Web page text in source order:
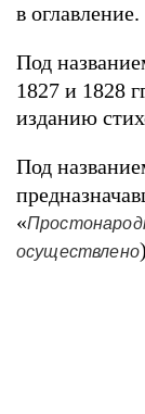
в оглавление.
Под
1827 и 1828
изданию
Под
«
осуществлено